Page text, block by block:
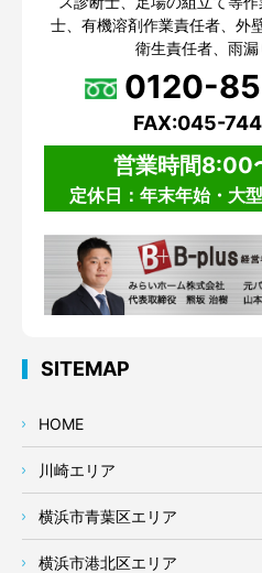
士、有機溶剤作業責任者、外
衛生責任者、雨
0120-
FAX:045-
営業時間
定休日：年末年始・大
SITEMAP
HOME
川崎エリア
横浜市青葉区エリア
横浜市港北区エリア